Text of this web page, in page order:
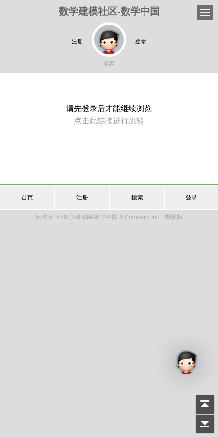
数学建模社区-数学中国
注册 登录
游客
请先登录后才能继续浏览
点击此链接进行跳转
首页 注册 搜索 登录
标准版 © 数学建模网-数学中国 & Comsenz Inc. 电脑版